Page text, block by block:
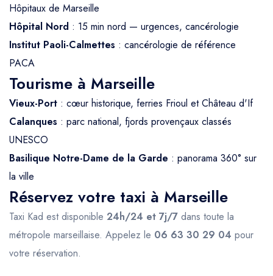
Hôpitaux de Marseille
Hôpital Nord : 15 min nord — urgences, cancérologie
Institut Paoli-Calmettes : cancérologie de référence
PACA
Tourisme à Marseille
Vieux-Port : cœur historique, ferries Frioul et Château d'If
Calanques : parc national, fjords provençaux classés
UNESCO
Basilique Notre-Dame de la Garde : panorama 360° sur
la ville
Réservez votre taxi à Marseille
Taxi Kad est disponible 24h/24 et 7j/7 dans toute la
métropole marseillaise. Appelez le 06 63 30 29 04 pour
votre réservation.